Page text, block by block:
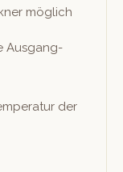
möglich
Aus­gang­
der